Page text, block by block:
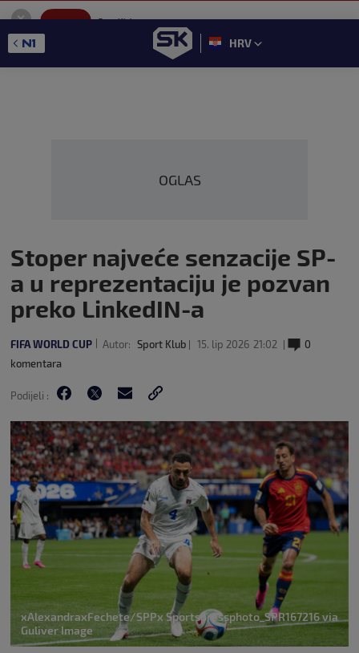
SportKlub
GET - On the Google Play
HRV
OGLAS
Stoper najveće senzacije SP-
a u reprezentaciju je pozvan
preko LinkedIN-a
FIFA WORLD CUP Autor: Sport Klub 15. lip 2026 21:02
0
komentara
Podijeli :
xAlexandraxFechete/SPPx Sportspressphoto_SPR167216 via
Guliver Image